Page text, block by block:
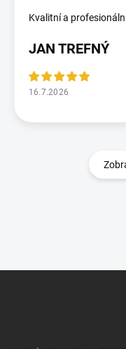
Kvalitní a
JAN TREFNÝ
16.7.2026